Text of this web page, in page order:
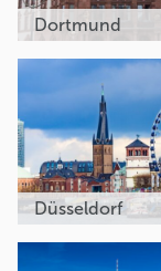
Dortmund
Düsseldorf